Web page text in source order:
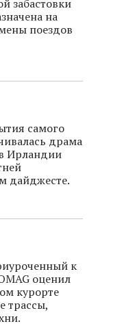
забастовки
на
поездов
самого
драма
Ирландии
дайджесте.
к
оценил
курорте
трассы,